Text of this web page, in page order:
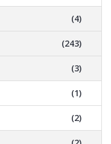
(4)
(243)
(3)
(1)
(2)